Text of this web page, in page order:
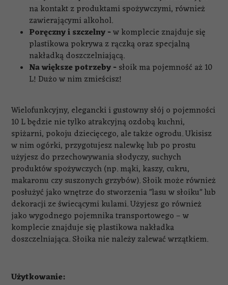
na kontakt z produktami spożywczymi, również
zawierającymi alkohol.
Poręczny i szczelny -w komplecie znajduje się
plastikowa pokrywa z rączką oraz specjalną
nakładką doszczelniającą.
Na większe potrzeby -słoik ma pojemność aż 10
L! Dużo w nim zmieścisz!
Wielofunkcyjny, elegancki i gustowny słój o pojemności
10 L będzie nie tylko atrakcyjną ozdobą kuchni,
spiżarni, pokoju dziecięcego, ale także ogrodu. Ukisisz
w nim ogórki, przygotujesz nalewkę lub po prostu
użyjesz do przechowywania słodyczy, suchych
produktów spożywczych (np. mąki, kaszy, cukru,
makaronu czy suszonych grzybów). Słoik może również
posłużyć jako wnętrze do stworzenia "lasu w słoiku" lub
dekoracji ze świecącymi kulami. Użyjesz go również
jako wygodnego pojemnika transportowego – w
komplecie znajduje się plastikowa nakładka
doszczelniająca. Słoika nie należy zalewać wrzątkiem.
Użytkowanie: